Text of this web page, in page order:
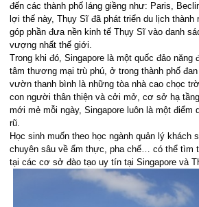
đến các thành phố láng giềng như: Paris,
lợi thế này, Thụy Sĩ đã phát triển du lịch thành
góp phần đưa nền kinh tế Thụy Sĩ vào danh
vượng nhất thế giới.
Trong khi đó, Singapore là một quốc đảo năng
tâm thương mại trù phú, ở trong thành phố
vườn thanh bình là những tòa nhà cao chọc
con người thân thiện và cởi mở, cơ sở hạ
mới mẻ mỗi ngày, Singapore luôn là một điểm
rũ.
Học sinh muốn theo học ngành quản lý khách
chuyên sâu về ẩm thực, pha chế… có thể tìm
tại các cơ sở đào tạo uy tín tại Singapore và